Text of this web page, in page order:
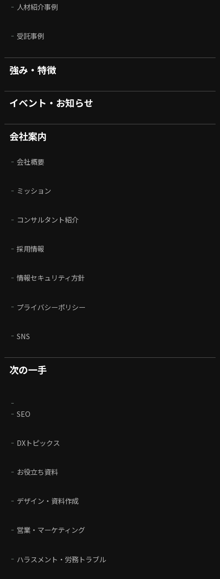
人材紹介事例
受託事例
強み・特徴
イベント・お知らせ
会社案内
会社概要
ミッション
コンサルタント紹介
採用情報
情報セキュリティ方針
プライバシーポリシー
SNS
次の一手
SEO
DXトピックス
お役立ち資料
デザイン・資料作成
営業・マーケティング
ハラスメント・労務トラブル